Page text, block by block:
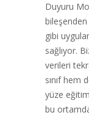
Duyuru
gibi
sağlıyor.
verileri
sınıf hem
yüze
bu